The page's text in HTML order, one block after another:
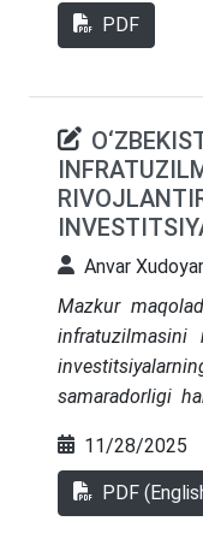
rivojlantirish
asoslangan
Ishda
asoslangan.
PDF
Anvar
Mazkur
infratuzilmasini
samaradorligi
statistik tahlil,
SWOT tahlili
qo‘llanib,
11/28/2025
PDF